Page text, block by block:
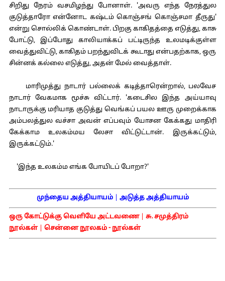
சிறிது நேரம் வசமிழந்து போனாள். 'அவரு எந்த நேரத்துல
குடுத்தாரோ என்னோட கஷ்டம் கொஞ்சங் கொஞ்சமா தீருது'
என்று சொல்லிக் கொண்டாள். பிறகு காகிதத்தை எடுத்து, காசு
போட்டு, இப்போது காலியாக்கப் பட்டிருந்த உலமடிக்குள்ள
வைத்துவிட்டு, காகிதம் பறந்துவிடக் கூடாது என்பதற்காக, ஒரு
சின்னக் கல்லை எடுத்து, அதன் மேல் வைத்தாள்.
மாரிமுத்து நாடார் பல்லைக் கடித்தாரென்றால், பலவேச
நாடார் வேகமாக மூச்சு விட்டார். 'கடைசில இந்த அய்யாவு
நாடாருக்கு மரியாத குடுத்து வெங்கப் பயல ஊரு முறைக்காக
அம்பலத்துல வச்சா அவன் எப்பவும் யோசன கேக்கது மாதிரி
கேக்காம உலகம்மய லேசா விட்டுட்டான். இருக்கட்டும்,
இருக்கட்டும்.'
'இந்த உலகம்ம எங்க போயிடப் போறா?'
முந்தைய அத்தியாயம்| அடுத்த அத்தியாயம்
ஒரு கோட்டுக்கு வெளியே அட்டவணை| சு. சமுத்திரம்
நூல்கள்| சென்னை நூலகம் - நூல்கள்